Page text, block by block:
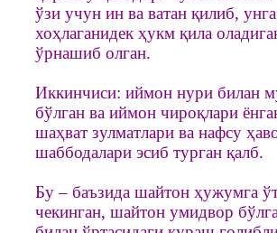
ўзи учун ин ва ватан қилиб, унга
хоҳлаганидек ҳукм қила
ўрнашиб олган.
Иккинчиси: иймон нури билан
бўлган ва иймон чироқлари
шаҳват зулматлари ва нафсу
шаббодалари эсиб турган қалб.
Бу – баъзида шайтон ҳужумга
чекинган, шайтон умидвор